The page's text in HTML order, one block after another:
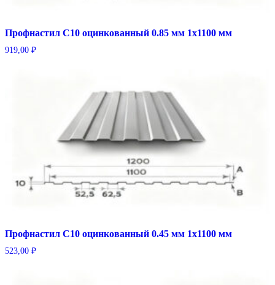
Профнастил С10 оцинкованный 0.85 мм 1х1100 мм
919,00 ₽
Профнастил С10 оцинкованный 0.45 мм 1х1100 мм
523,00 ₽